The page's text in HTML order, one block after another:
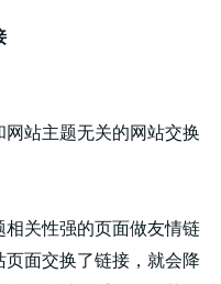
站主题无关的网站交换
关性强的页面做友情链
面交换了链接，就会降